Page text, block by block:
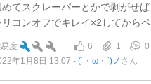
めてスクレーパーとかで剥がせ
リコンオフでキレイ×2してから
度 6 1
0
年1月8日 13:07
(´・ω・`)ノ さん